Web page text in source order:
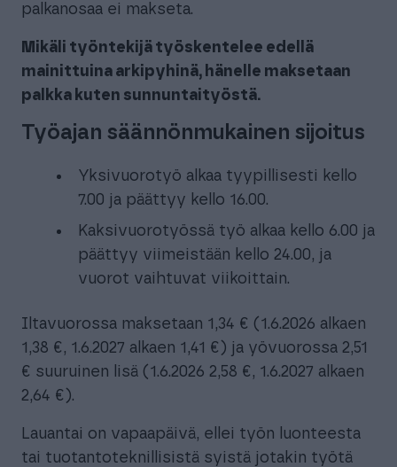
palkanosaa ei makseta.
Mikäli työntekijä työskentelee edellä
mainittuina arkipyhinä, hänelle maksetaan
palkka kuten sunnuntaityöstä.
Työajan säännönmukainen sijoitus
Yksivuorotyö alkaa tyypillisesti kello
7.00 ja päättyy kello 16.00.
Kaksivuorotyössä työ alkaa kello 6.00 ja
päättyy viimeistään kello 24.00, ja
vuorot vaihtuvat viikoittain.
Iltavuorossa maksetaan 1,34 € (1.6.2026 alkaen
1,38 €, 1.6.2027 alkaen 1,41 €) ja yövuorossa 2,51
€ suuruinen lisä (​​1.6.2026 2,58 €, 1.6.2027 alkaen
2,64 €).
Lauantai on vapaapäivä, ellei työn luonteesta
tai tuotantoteknillisistä syistä jotakin työtä